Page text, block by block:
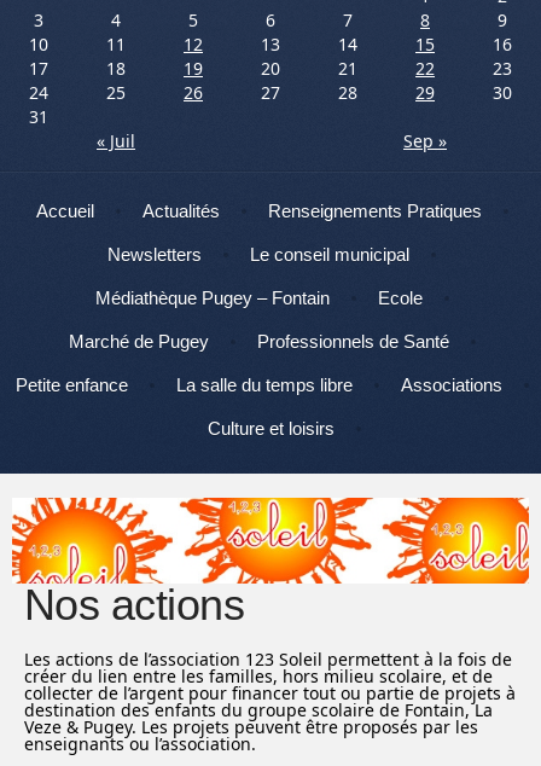
3
4 5 6 7 8
9
10
11 12 13 14 15
16
17
18 19 20 21 22
23
24
25 26 27 28 29
30
31
« Juil
Sep »
Menu
Aller au contenu
Accueil Actualités Renseignements Pratiques
Newsletters Le conseil municipal
Médiathèque Pugey – Fontain Ecole
Marché de Pugey Professionnels de Santé
Petite enfance La salle du temps libre Associations
Culture et loisirs
Nos actions
Les actions de l’association 123 Soleil permettent à la fois de
créer du lien entre les familles, hors milieu scolaire, et de
collecter de l’argent pour financer tout ou partie de projets à
destination des enfants du groupe scolaire de Fontain, La
Veze & Pugey. Les projets peuvent être proposés par les
enseignants ou l’association.